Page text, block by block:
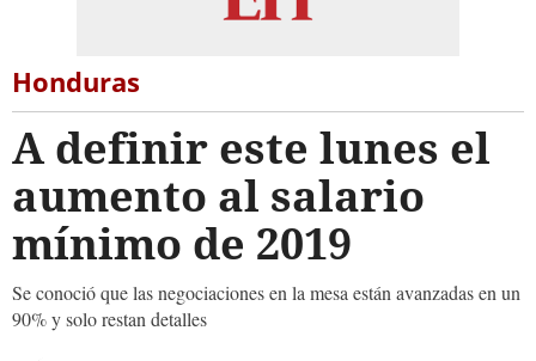
Honduras
A definir este lunes el
aumento al salario
mínimo de 2019
Se conoció que las negociaciones en la mesa están avanzadas en un
90% y solo restan detalles